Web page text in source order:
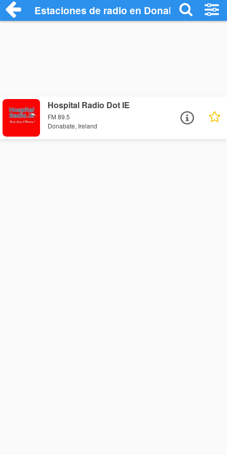
Estaciones de radio en Donabate -
Hospital Radio Dot IE
FM 89.5
Donabate, Ireland